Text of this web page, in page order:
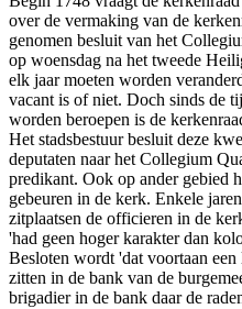
over de vermaking van de
genomen besluit van het
op woensdag na het tweede
elk jaar moeten worden
vacant is of niet. Doch sinds de
worden beroepen is de
Het stadsbestuur besluit deze
deputaten naar het Collegium
predikant. Ook op ander gebied
gebeuren in de kerk. Enkele
zitplaatsen de officieren in de
'had geen hoger karakter dan
Besloten wordt 'dat voortaan
zitten in de bank van de
brigadier in de bank daar de